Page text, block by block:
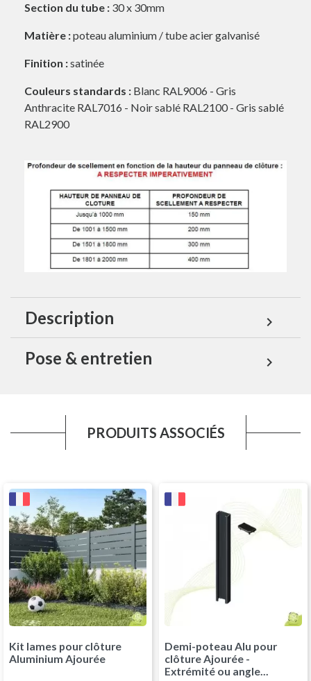
Section du tube : 30 x 30mm
Matière :poteau aluminium / tube acier galvanisé
Finition :satinée
Couleurs standards : Blanc RAL9006 - Gris
Anthracite RAL7016 - Noir sablé RAL2100 - Gris sablé
RAL2900
Description expand_more
Pose & entretien expand_more
PRODUITS ASSOCIÉS
Kit lames pour clôture
Aluminium Ajourée
Demi-poteau Alu pour
clôture Ajourée -
Extrémité ou angle...